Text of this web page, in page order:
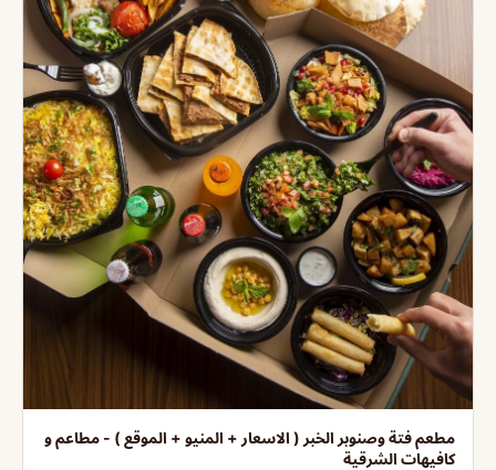
مطعم فتة وصنوبر الخبر ( الاسعار + المنيو + الموقع ) - مطاعم و
كافيهات الشرقية